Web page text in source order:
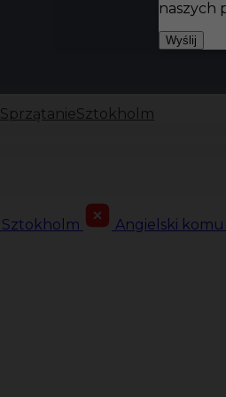
SprzątanieSztokholm
Sztokholm
Angielski
naszych
Wyślij